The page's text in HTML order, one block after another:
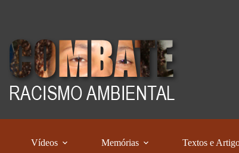
Vídeos Memórias Textos e